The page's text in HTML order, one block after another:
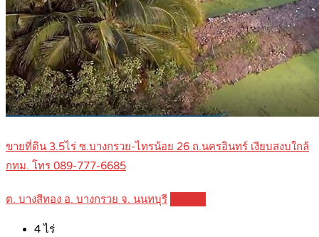
ขายที่ดิน 3.5ไร่ ซ.บางกรวย-ไทรน้อย 26 ถ.นครอินทร์ เงียบสงบใกล้
กทม. โทร 089-777-6685
ต. บางสีทอง อ. บางกรวย จ. นนทบุรี
4ไร่